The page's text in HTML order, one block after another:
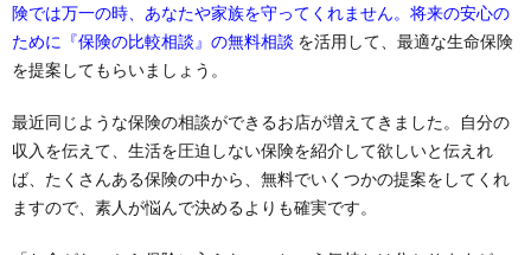
険では万一の時、あなたや家族を守ってくれません。将来の安心の
ために『保険の比較相談』の無料相談 を活用して、最適な生命保険
を提案してもらいましょう。
最近同じような保険の相談ができるお店が増えてきました。自分の
収入を伝えて、生活を圧迫しない保険を紹介して欲しいと伝えれ
ば、たくさんある保険の中から、無料でいくつかの提案をしてくれ
ますので、素人が悩んで決めるよりも確実です。